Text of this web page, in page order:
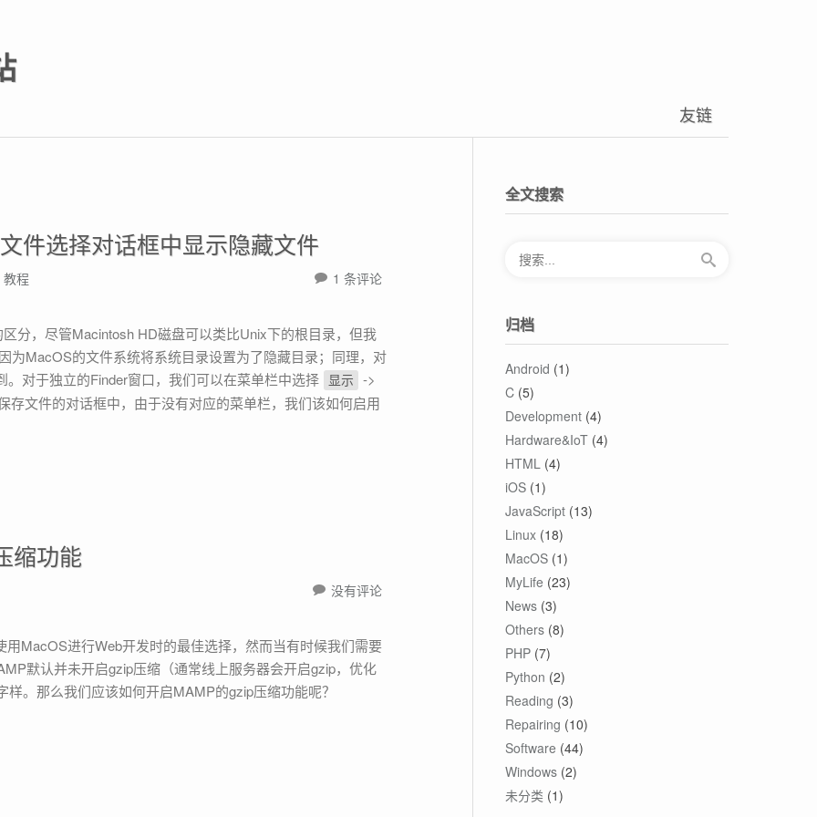
友链
件选择对话框中显示隐藏文件
教程 1 条评论
为MacOS的文件系统将系统目录设置为了隐藏目录；同理，对
对于独立的Finder窗口，我们可以在菜单栏中选择
显示
->
存文件的对话框中，由于没有对应的菜单栏，我们该如何启用
缩功能
没有评论
MacOS进行Web开发时的最佳选择，然而当有时候我们需要
默认并未开启gzip压缩（通常线上服务器会开启gzip，优化
。那么我们应该如何开启MAMP的gzip压缩功能呢？
全文搜索
归档
Android (1)
C (5)
Development (4)
Hardware&IoT (4)
HTML (4)
iOS (1)
JavaScript (13)
Linux (18)
MacOS (1)
MyLife (23)
News (3)
Others (8)
PHP (7)
Python (2)
Reading (3)
Repairing (10)
Software (44)
Windows (2)
未分类 (1)